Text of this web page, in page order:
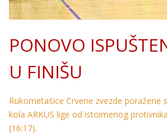
PONOVO
U FINIŠU
Rukometašice Crvene zvezde poražene
kola ARKUS lige od istoimenog
(16:17).